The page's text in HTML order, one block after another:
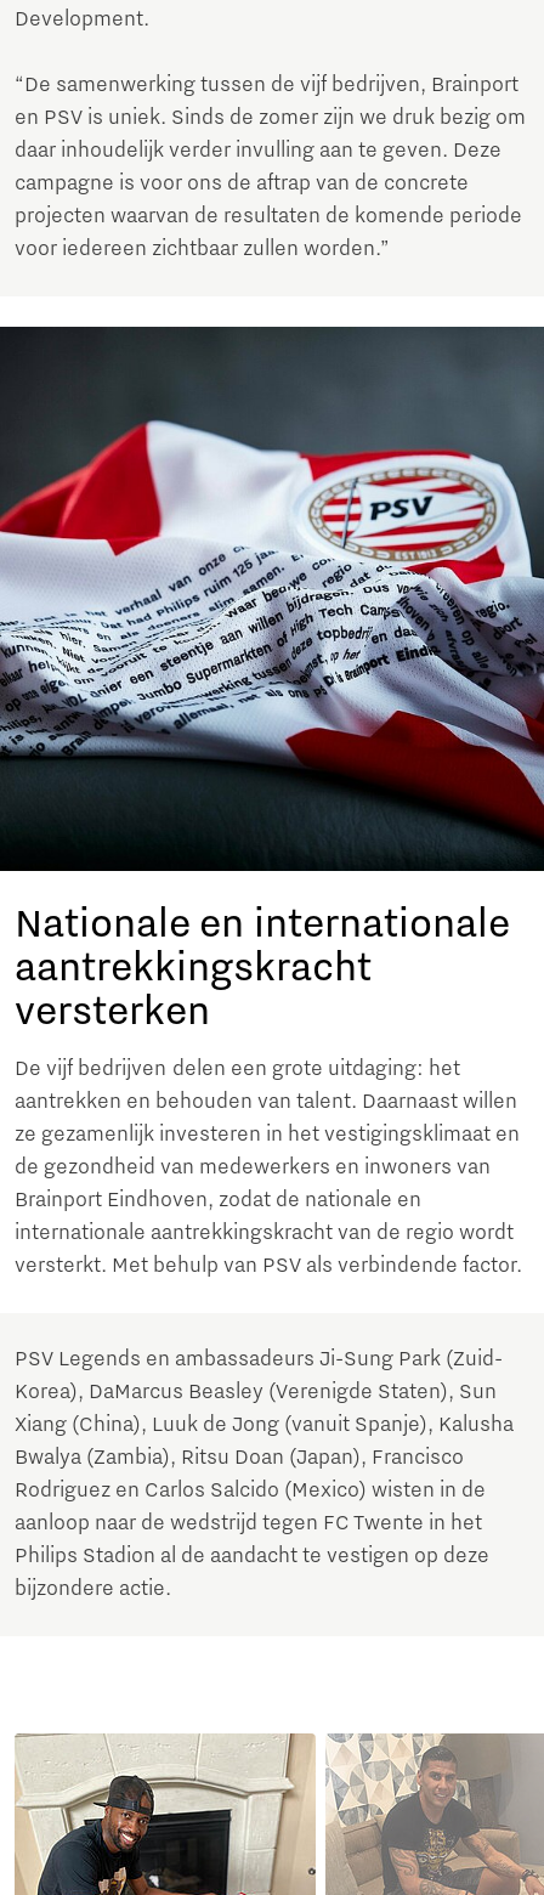
Development.
“De samenwerking tussen de vijf bedrijven, Brainport
en PSV is uniek. Sinds de zomer zijn we druk bezig om
daar inhoudelijk verder invulling aan te geven. Deze
campagne is voor ons de aftrap van de concrete
projecten waarvan de resultaten de komende periode
voor iedereen zichtbaar zullen worden.”
Nationale en internationale
aantrekkingskracht
versterken
De vijf bedrijven delen een grote uitdaging: het
aantrekken en behouden van talent. Daarnaast willen
ze gezamenlijk investeren in het vestigingsklimaat en
de gezondheid van medewerkers en inwoners van
Brainport Eindhoven, zodat de nationale en
internationale aantrekkingskracht van de regio wordt
versterkt. Met behulp van PSV als verbindende factor.
PSV Legends en ambassadeurs Ji-Sung Park (Zuid-
Korea), DaMarcus Beasley (Verenigde Staten), Sun
Xiang (China), Luuk de Jong (vanuit Spanje), Kalusha
Bwalya (Zambia), Ritsu Doan (Japan), Francisco
Rodriguez en Carlos Salcido (Mexico) wisten in de
aanloop naar de wedstrijd tegen FC Twente in het
Philips Stadion al de aandacht te vestigen op deze
bijzondere actie.